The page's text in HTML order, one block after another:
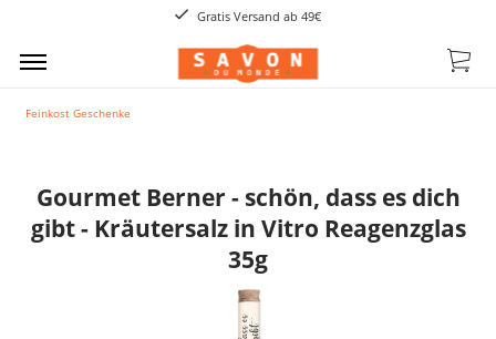
Gratis Versand ab 49€
Feinkost Geschenke
Gourmet Berner - schön, dass es dich
gibt - Kräutersalz in Vitro Reagenzglas
35g